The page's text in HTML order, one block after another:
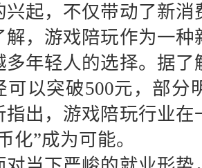
兴起，不仅带动了新
解，游戏陪玩作为一
多年轻人的选择。据
可以突破500元，部分
指出，游戏陪玩行业
化”成为可能。